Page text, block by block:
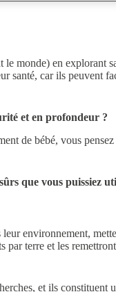
monde) en explorant
santé, car ils peuvent
et en profondeur ?
de bébé, vous
que vous puissiez
environnement,
terre et les
et ils